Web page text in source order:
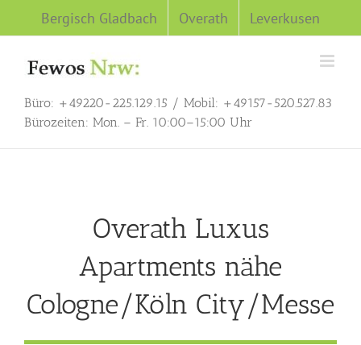
springen
Bergisch Gladbach Overath Leverkusen
Büro: +49220-225.129.15 / Mobil: +49157-520.527.83
Bürozeiten: Mon. – Fr. 10:00–15:00 Uhr
Overath Luxus
Apartments nähe
Cologne/Köln City/Messe